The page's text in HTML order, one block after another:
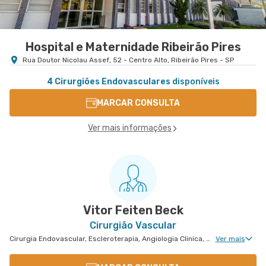
Hospital e Maternidade Ribeirão Pires
Rua Doutor Nicolau Assef, 52 - Centro Alto, Ribeirão Pires - SP
4 Cirurgiões Endovasculares disponíveis
MARCAR CONSULTA
Ver mais informações
Vitor Feiten Beck
Cirurgião Vascular
Cirurgia Endovascular, Escleroterapia, Angiologia Clinica, Cirurgia Vascular Para Acessos Vasculares, Cirurgia Vascular Para Colocação de Cateter, Ortopedia Para Diabetes e Feridas Ver mais